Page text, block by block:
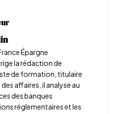
Épargne
la rédaction de
de formation, titulaire
affaires, il analyse au
des banques
réglementaires et les